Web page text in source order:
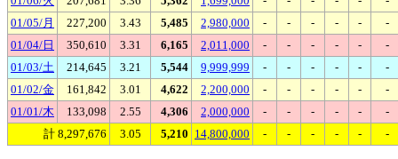
01/05/月
227,200 3.43 5,485 2,980,000 - - - - -
-
01/04/日
350,610 3.31 6,165 2,011,000 - - - - -
-
01/03/土
214,645 3.21 5,544 9,999,999 - - - - -
-
01/02/金
161,842 3.01 4,622 2,200,000 - - - - -
-
01/01/木
133,098 2.55 4,306 2,000,000 - - - - -
-
計 8,297,676
3.05 5,210 14,800,000 - - - - - -